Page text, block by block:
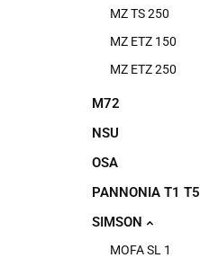
MZ TS 250
MZ ETZ 150
MZ ETZ 250
M72
NSU
OSA
PANNONIA T1 T5
SIMSON
MOFA SL 1